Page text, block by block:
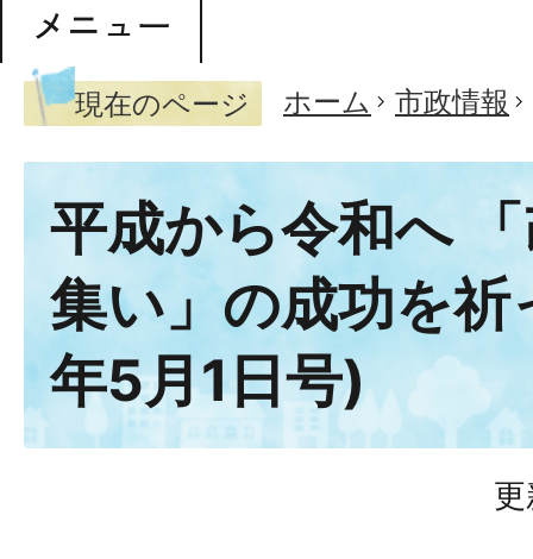
現在のページ ホーム 市政情報
平成から令和へ
集い」の成功を祈
年5月1日号)